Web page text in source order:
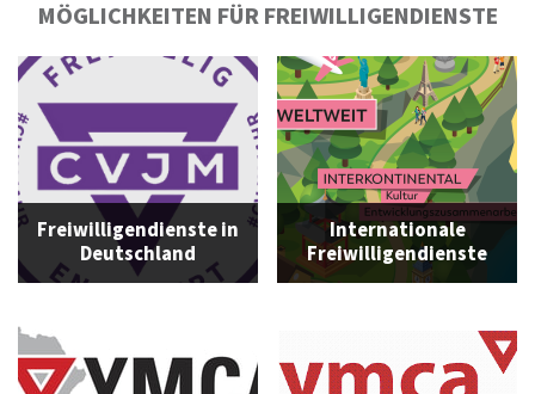
MÖGLICHKEITEN FÜR FREIWILLIGENDIENSTE
Freiwilligendienste in
Deutschland
Internationale
Freiwilligendienste